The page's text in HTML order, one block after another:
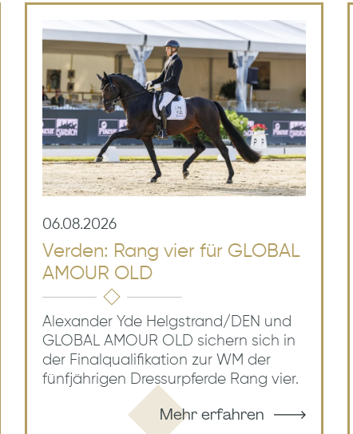
06.08.2026
Verden: Rang vier für GLOBAL
AMOUR OLD
Alexander Yde Helgstrand/DEN und
GLOBAL AMOUR OLD sichern sich in
der Finalqualifikation zur WM der
fünfjährigen Dressurpferde Rang vier.
Mehr erfahren